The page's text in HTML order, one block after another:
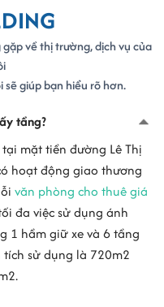
Nguyễn Thái Bình,
THÀNH VIÊN THẾ GIỚI ÂM
Nguyễn Thái Bình, Quận 1,
THẾ GIỚI NHẠC
Nguyễn Thái Bình, Quận 1,
NGUYỄN GIANG SAN -
về thị trường, dịch vụ của
giúp bạn hiểu rõ hơn.
tầng?
mặt tiền đường Lê Thị
hoạt động giao thương
văn phòng cho thuê giá
đa việc sử dụng ánh
1 hầm giữ xe và 6 tầng
sử dụng là 720m2